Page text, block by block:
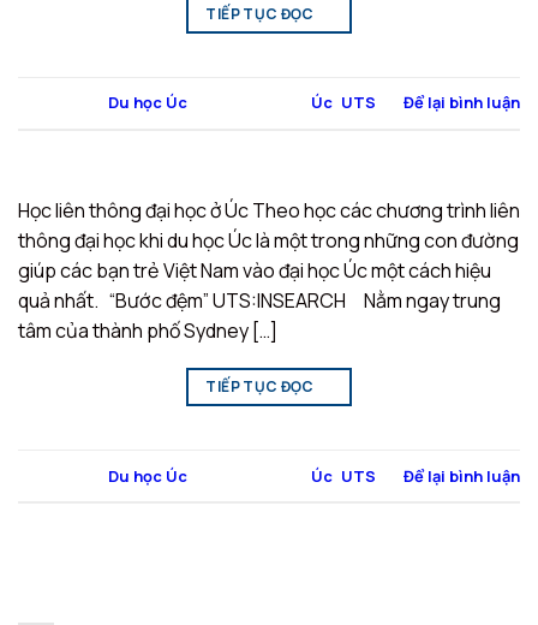
TIẾP TỤC ĐỌC
Du học Úc Úc UTS Để lại bình luận
Học liên thông đại học ở Úc Theo học các chương trình liên
thông đại học khi du học Úc là một trong những con đường
giúp các bạn trẻ Việt Nam vào đại học Úc một cách hiệu
quả nhất. “Bước đệm” UTS:INSEARCH Nằm ngay trung
tâm của thành phố Sydney […]
TIẾP TỤC ĐỌC
Du học Úc Úc UTS Để lại bình luận